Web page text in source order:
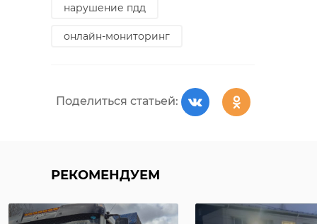
нарушение пдд
онлайн-мониторинг
Поделиться статьей:
РЕКОМЕНДУЕМ